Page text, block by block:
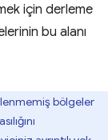
için derleme
bu alanı
bölgeler